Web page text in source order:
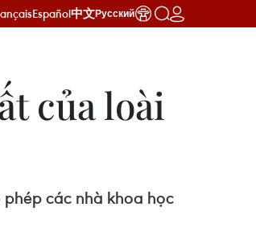
Español中文Русский
của loài
các nhà khoa học